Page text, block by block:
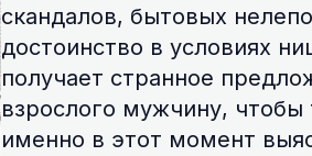
скандалов, бытовых
достоинство в условиях
получает странное
взрослого мужчину,
именно в этот момент